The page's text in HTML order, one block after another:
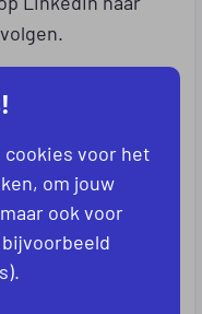
training en
netwerk hebt
op
Begin met het
waarvoor
voor het
om jouw
ook voor